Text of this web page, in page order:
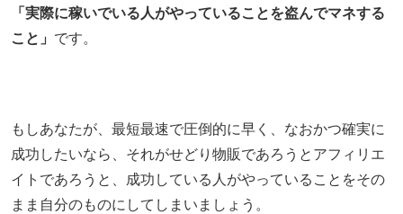
「実際に稼いでいる人がやっていることを盗んでマネする
こと」 です。
もしあなたが、最短最速で圧倒的に早く、なおかつ確実に
成功したいなら、それがせどり物販であろうとアフィリエ
イトであろうと、成功している人がやっていることをその
まま自分のものにしてしまいましょう。